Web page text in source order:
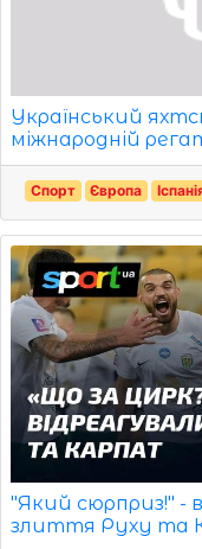
Український
міжнародній
Спорт Європа
"Який сюрприз!" -
злиття Руху та